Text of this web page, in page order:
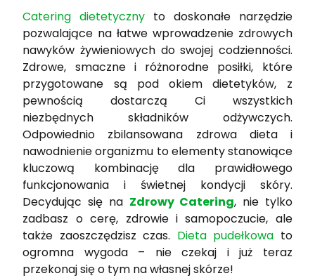
Catering dietetyczny to doskonałe narzędzie
pozwalające na łatwe wprowadzenie zdrowych
nawyków żywieniowych do swojej codzienności.
Zdrowe, smaczne i różnorodne posiłki, które
przygotowane są pod okiem dietetyków, z
pewnością dostarczą Ci wszystkich
niezbędnych składników odżywczych.
Odpowiednio zbilansowana zdrowa dieta i
nawodnienie organizmu to elementy stanowiące
kluczową kombinację dla prawidłowego
funkcjonowania i świetnej kondycji skóry.
Decydując się na Zdrowy Catering, nie tylko
zadbasz o cerę, zdrowie i samopoczucie, ale
także zaoszczędzisz czas. Dieta pudełkowa to
ogromna wygoda – nie czekaj i już teraz
przekonaj się o tym na własnej skórze!